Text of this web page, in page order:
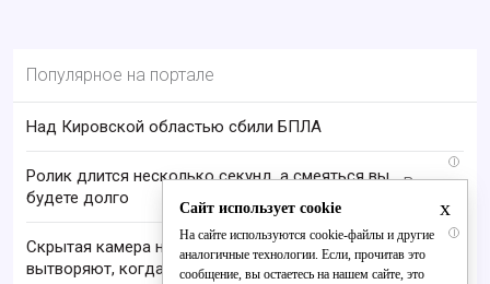
Популярное на портале
Над Кировской областью сбили БПЛА
i
Ролик длится несколько секунд, а смеяться вы
будете долго
i
Скрытая камера на пляже Крыма: Что люди
вытворяют, когда их не видят...
x
Сайт использует cookie
На сайте используются cookie-файлы и другие
аналогичные технологии. Если, прочитав это
сообщение, вы остаетесь на нашем сайте, это